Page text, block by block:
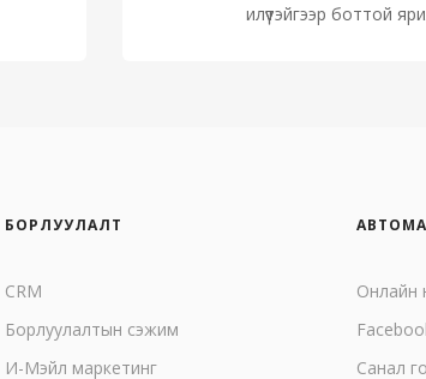
илүүтэйгээр боттой
БОРЛУУЛАЛТ
CRM
Борлуулалтын сэжим
И-Мэйл маркетинг
Онлайн
Санал